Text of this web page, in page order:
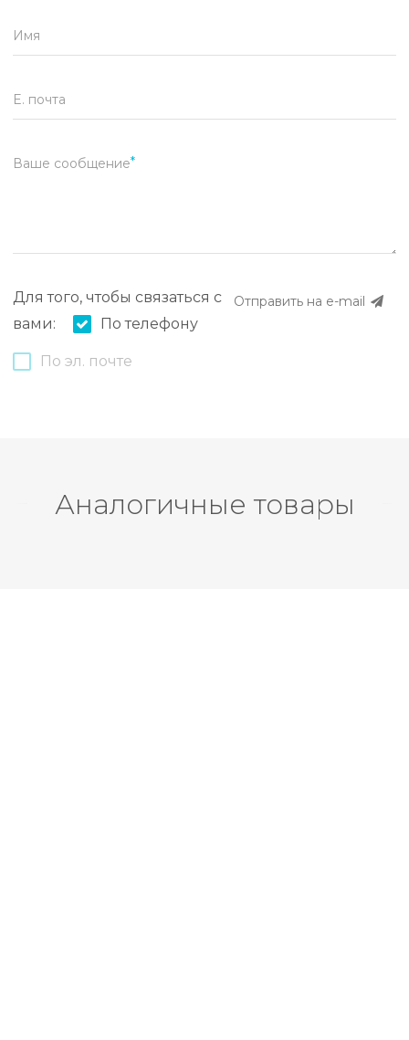
Имя
E. почта
Ваше сообщение
Отправить на e-mail
Для того, чтобы связаться с
вами:
По телефону
По эл. почте
Аналогичные товары